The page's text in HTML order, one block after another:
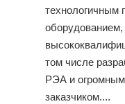
технологичным
том числе
РЭА и
заказчиком....